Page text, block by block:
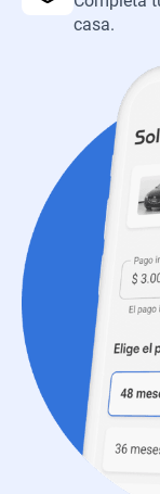
casa.